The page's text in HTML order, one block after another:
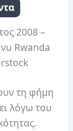
2008 –
Rwanda
τη φήμη
λόγω του